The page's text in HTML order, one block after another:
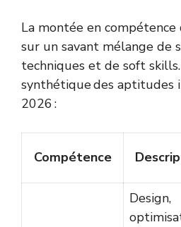
La montée en
sur un savant mélange de
techniques et de soft
synthétique des aptitudes
2026 :
Compétence
Design,